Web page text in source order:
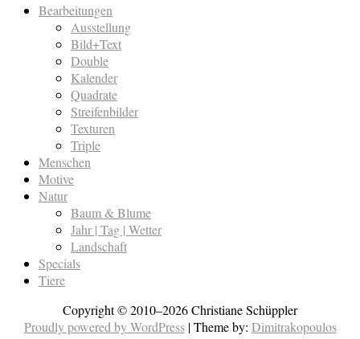
Bearbeitungen
Ausstellung
Bild+Text
Double
Kalender
Quadrate
Streifenbilder
Texturen
Triple
Menschen
Motive
Natur
Baum & Blume
Jahr | Tag | Wetter
Landschaft
Specials
Tiere
Copyright © 2010–2026 Christiane Schüppler
Proudly powered by WordPress |Theme by: Dimitrakopoulos